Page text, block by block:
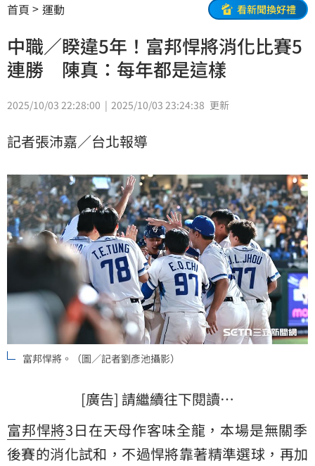
首頁 運動 看新聞換好禮
中職／睽違5年！富邦悍將消化比賽5
連勝 陳真：每年都是這樣
2025/10/03 22:28:00 2025/10/03 23:24:38 更新
記者張沛嘉／台北報導
富邦悍將。（圖／記者劉彥池攝影）
[廣告] 請繼續往下閱讀…
富邦悍將3日在天母作客味全龍，本場是無關季
後賽的消化試和，不過悍將靠著精準選球，再加